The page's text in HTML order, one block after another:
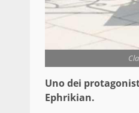
Uno dei
Ephrikian.